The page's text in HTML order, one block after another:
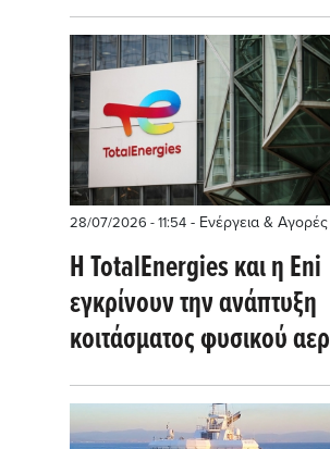
28/07/2026 - 11:54 - Ενέργεια & Αγορές
Η TotalEnergies και η Eni
εγκρίνουν την ανάπτυξη
κοιτάσματος φυσικού
στην Κύπρο για LNG το
(Reuters)